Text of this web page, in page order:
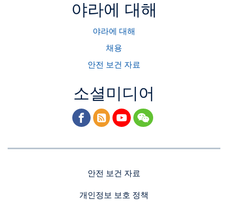
환경에서 작물의 인산 흡수 효율성을 증대
3. 칼륨(가리): 황산칼륨
■ 황산칼륨을 원료로 사용하여, 염화칼륨 성분을 이용한 제
품보다 염도가 낮아 염류집적 피해가 없음
■ 낮은 염분으로 염분에 저항성이 약한 작물(엽채류, 노지하
야라에 대해
야라에 대해
채용
안전 보건 자료
소셜미디어
facebook
rss youtubewechat
안전 보건 자료
개인정보 보호 정책